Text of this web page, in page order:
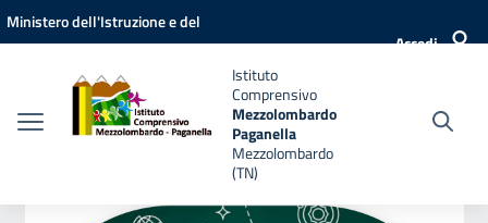
Vai ai contenuti
Vai al menu di navigazione
Vai al footer
Ministero dell'Istruzione e del
Accedi
Istituto
Comprensivo
Mezzolombardo
Paganella
Mezzolombardo
(TN)